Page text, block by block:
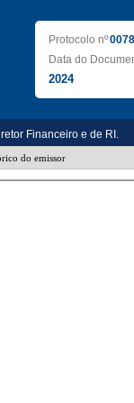
Protocolo nº
Data do
2024
Financeiro e de RI.